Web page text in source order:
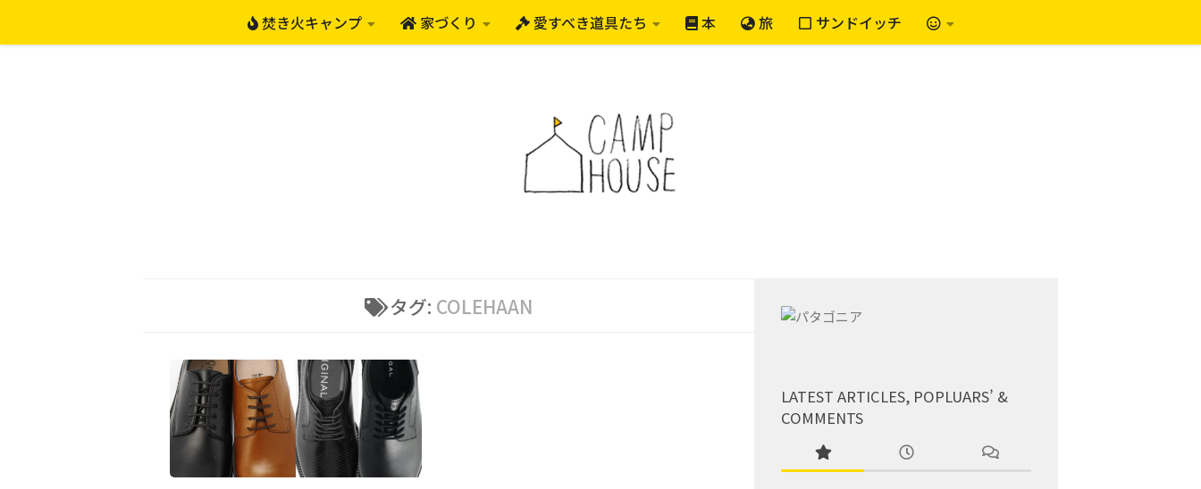
焚き火キャンプ 家づくり 愛すべき道具たち 本 旅 サンドイッチ
タグ: COLEHAAN
LATEST ARTICLES, POPLUARS’ &
COMMENTS